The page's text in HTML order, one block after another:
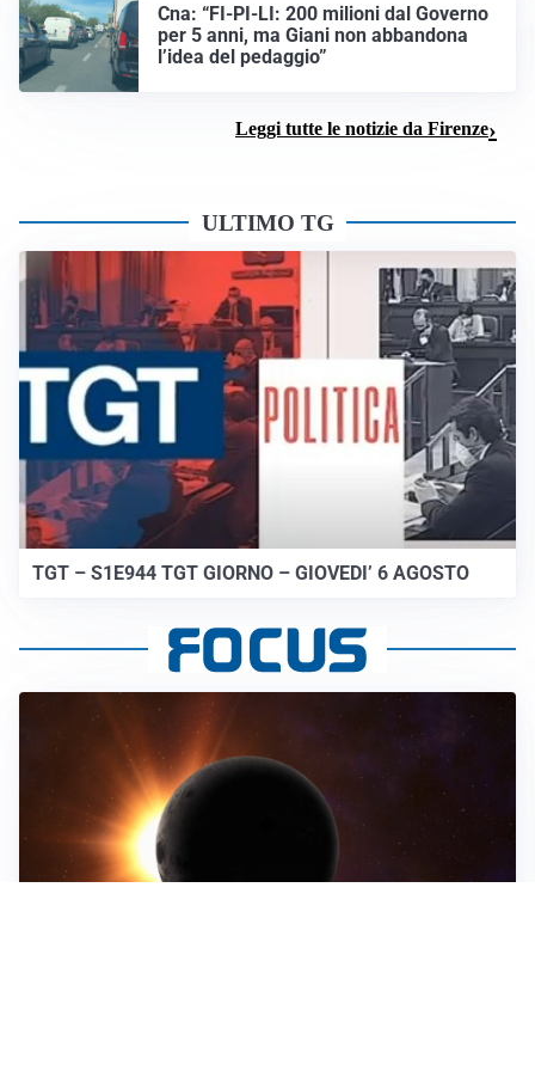
Cna: “FI-PI-LI: 200 milioni dal Governo
per 5 anni, ma Giani non abbandona
l’idea del pedaggio”
Leggi tutte le notizie da Firenze
ULTIMO TG
TGT – S1E944 TGT GIORNO – GIOVEDI’ 6 AGOSTO